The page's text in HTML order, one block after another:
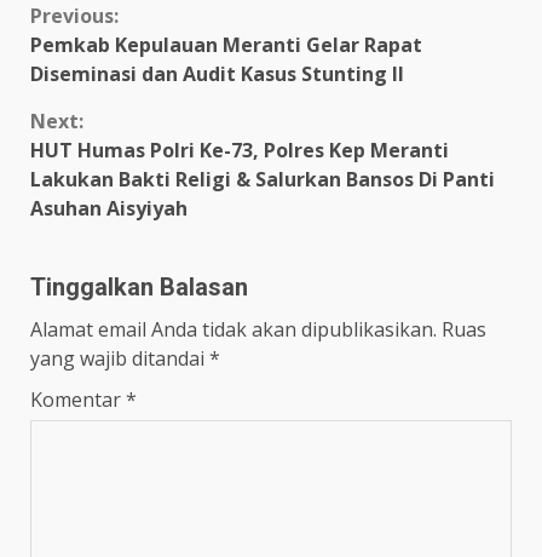
Continue
Reading
Previous:
Pemkab Kepulauan Meranti Gelar Rapat
Diseminasi dan Audit Kasus Stunting II
Next:
HUT Humas Polri Ke-73, Polres Kep Meranti
Lakukan Bakti Religi & Salurkan Bansos Di Panti
Asuhan Aisyiyah
Tinggalkan Balasan
Alamat email Anda tidak akan dipublikasikan. Ruas
yang wajib ditandai *
Komentar*